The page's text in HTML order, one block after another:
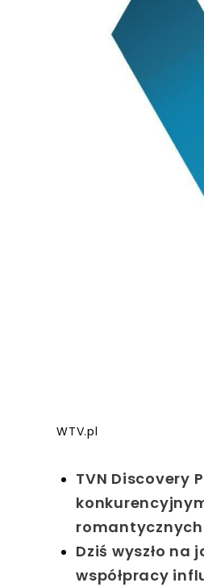
WTV.pl
TVN Discovery
Dziś wyszło
współpracy